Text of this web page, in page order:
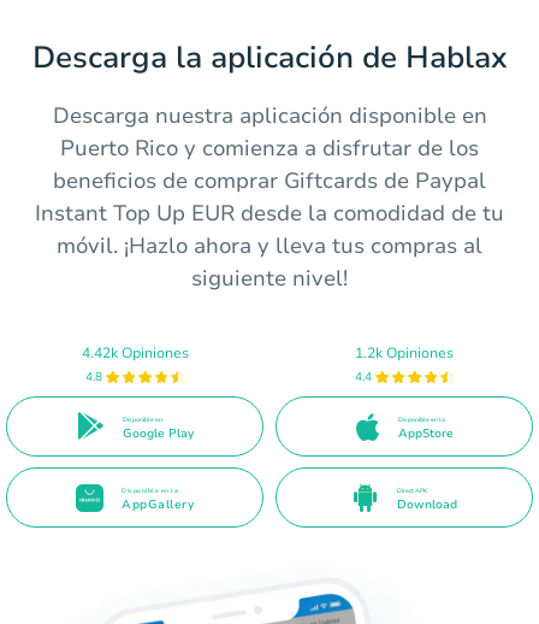
Descarga la aplicación de Hablax
Descarga nuestra aplicación disponible en
Puerto Rico y comienza a disfrutar de los
beneficios de comprar Giftcards de Paypal
Instant Top Up EUR desde la comodidad de tu
móvil. ¡Hazlo ahora y lleva tus compras al
siguiente nivel!
4.42k Opiniones
4.8
Disponible en
Google Play
1.2k Opiniones
4.4
Disponible en la
AppStore
Disponible en la
AppGallery
Direct APK
Download